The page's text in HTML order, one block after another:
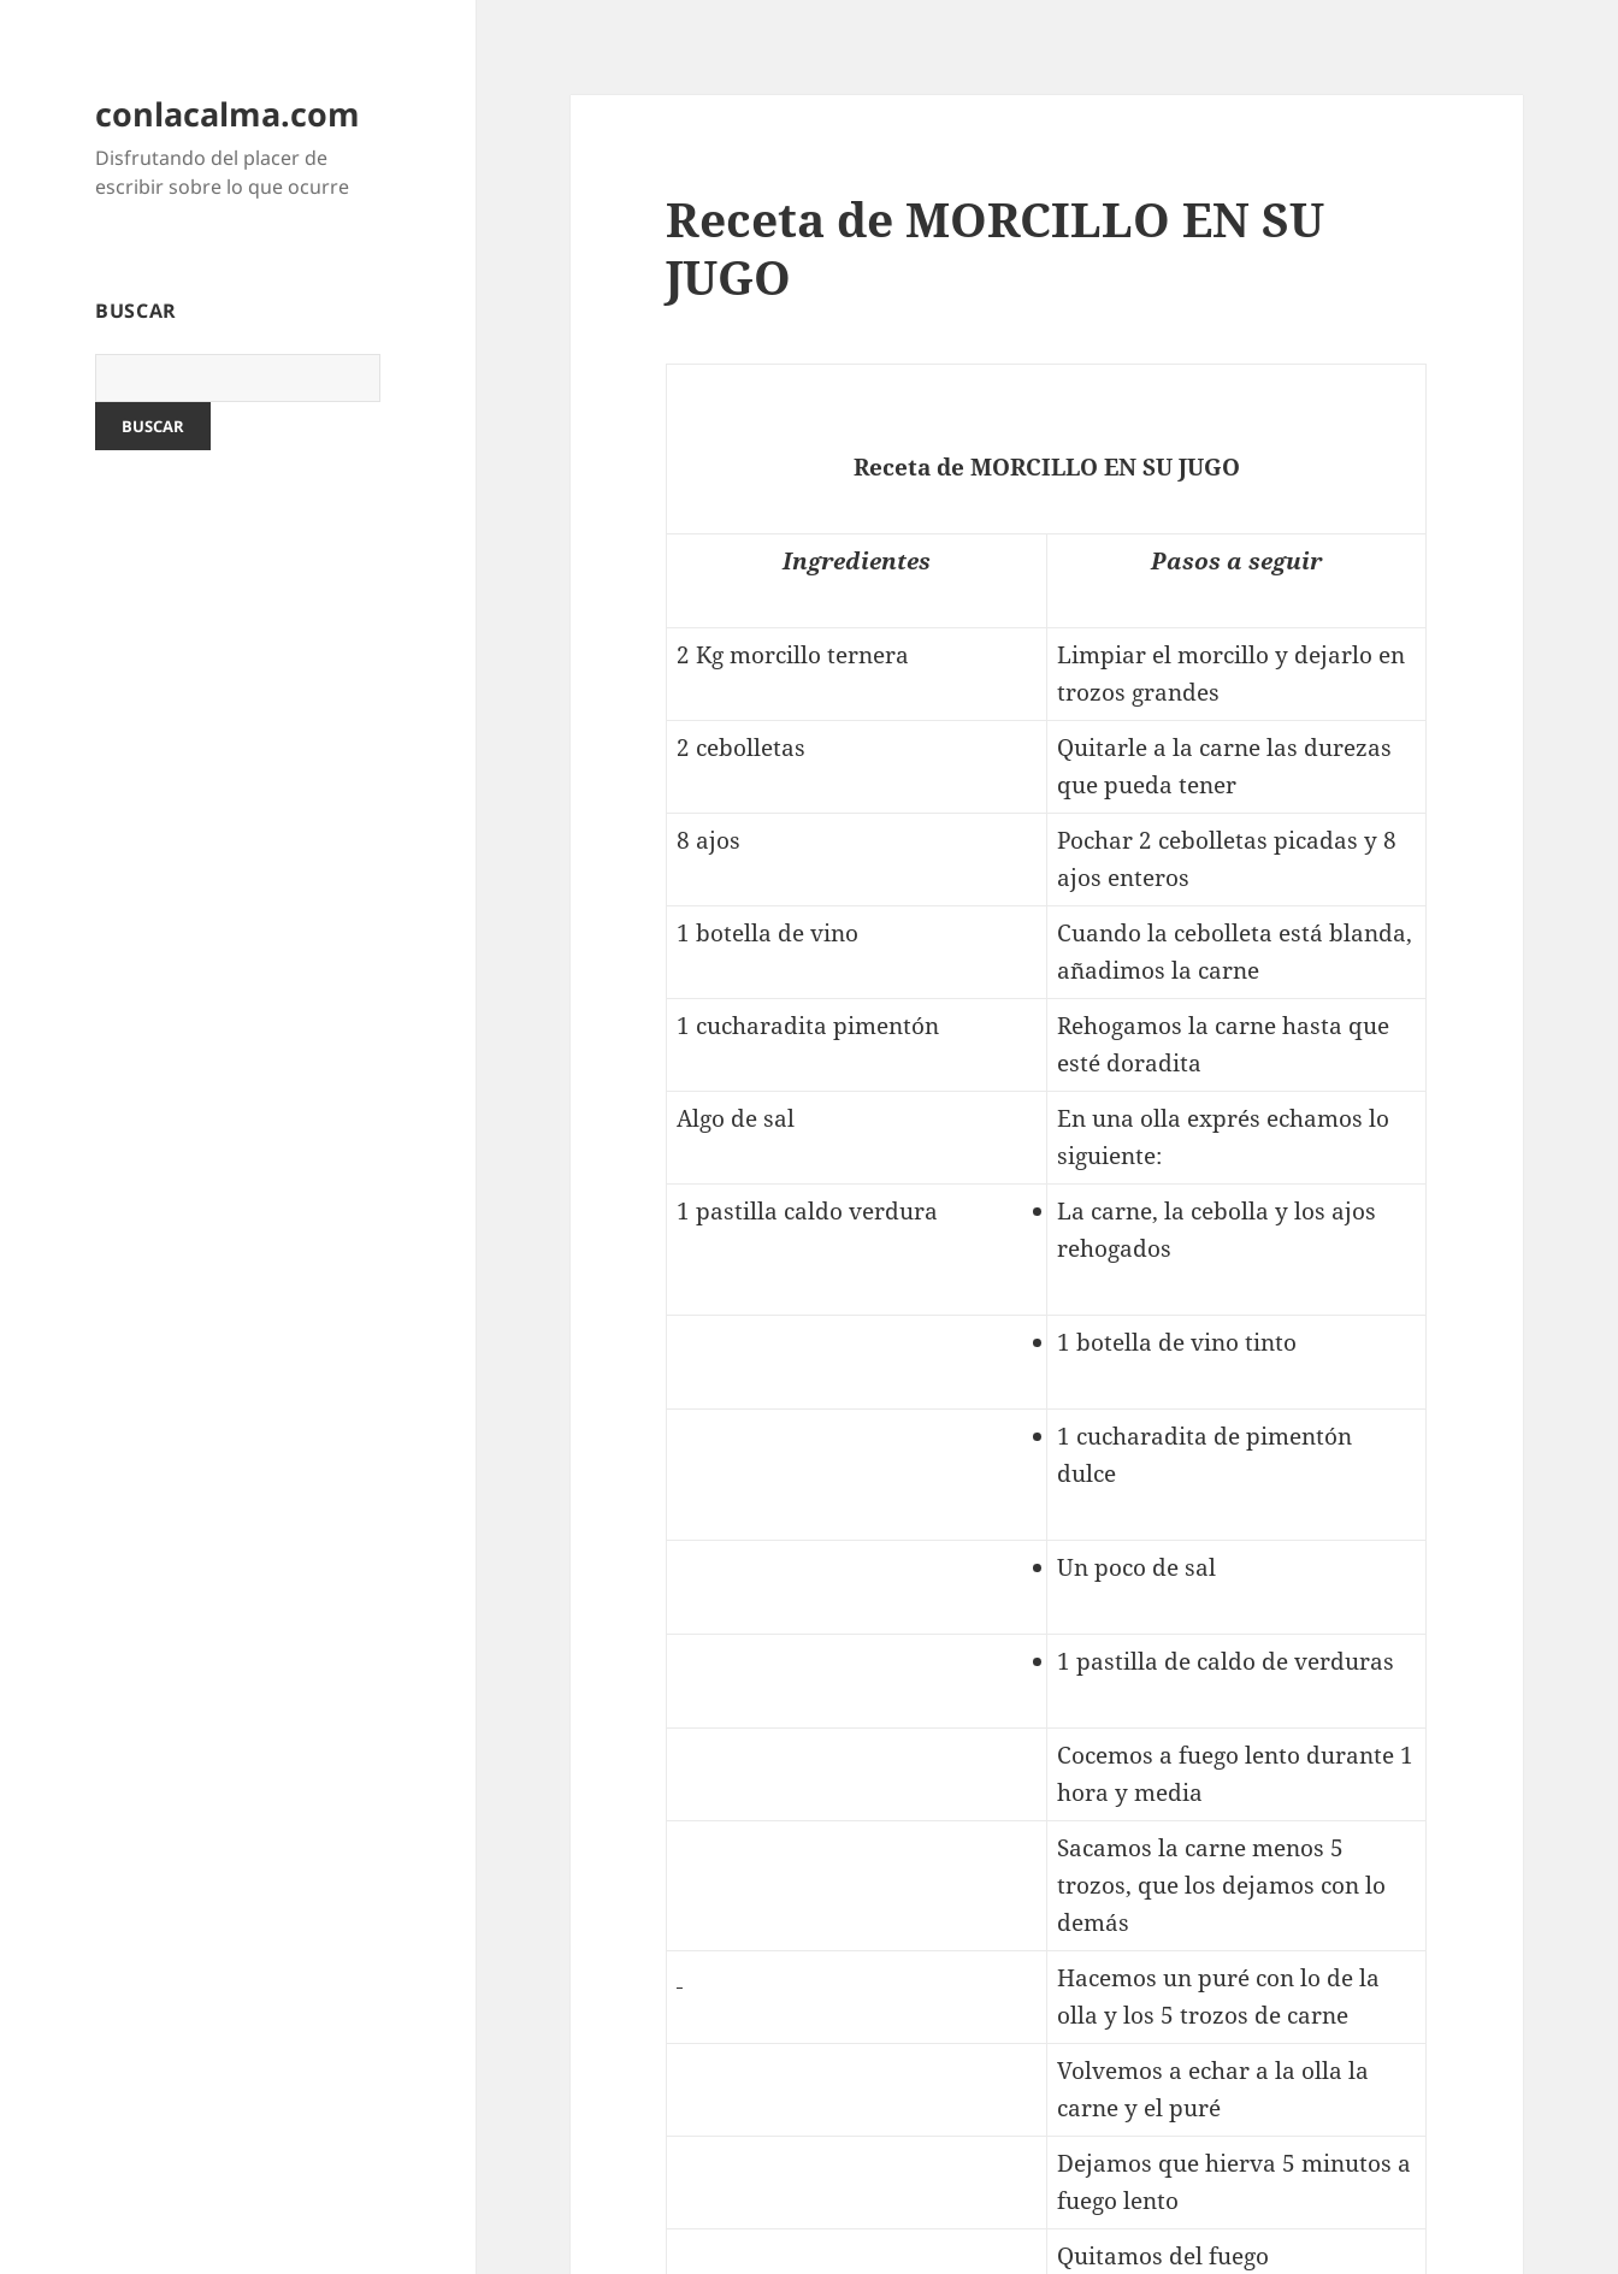
conlacalma.com
Disfrutando del placer de
escribir sobre lo que ocurre
BUSCAR
Receta de MORCILLO EN SU
JUGO
Receta de MORCILLO EN SU JUGO
Ingredientes Pasos a seguir
2 Kg morcillo ternera
Limpiar el morcillo y dejarlo en
trozos grandes
2 cebolletas
Quitarle a la carne las durezas
que pueda tener
8 ajos
Pochar 2 cebolletas picadas y 8
ajos enteros
1 botella de vino
Cuando la cebolleta está blanda,
añadimos la carne
1 cucharadita pimentón
Rehogamos la carne hasta que
esté doradita
Algo de sal
En una olla exprés echamos lo
siguiente:
1 pastilla caldo verdura
La carne, la cebolla y los ajos
rehogados
1 botella de vino tinto
1 cucharadita de pimentón
dulce
Un poco de sal
1 pastilla de caldo de verduras
Cocemos a fuego lento durante 1
hora y media
Sacamos la carne menos 5
trozos, que los dejamos con lo
demás
Hacemos un puré con lo de la
olla y los 5 trozos de carne
Volvemos a echar a la olla la
carne y el puré
Dejamos que hierva 5 minutos a
fuego lento
Quitamos del fuego